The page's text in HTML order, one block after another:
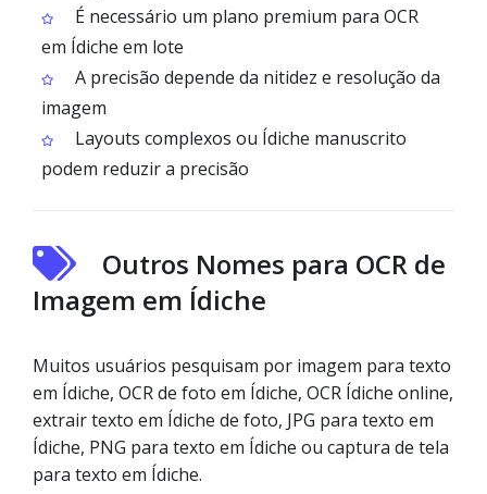
É necessário um plano premium para OCR
em Ídiche em lote
A precisão depende da nitidez e resolução da
imagem
Layouts complexos ou Ídiche manuscrito
podem reduzir a precisão
Outros Nomes para OCR de
Imagem em Ídiche
Muitos usuários pesquisam por imagem para texto
em Ídiche, OCR de foto em Ídiche, OCR Ídiche online,
extrair texto em Ídiche de foto, JPG para texto em
Ídiche, PNG para texto em Ídiche ou captura de tela
para texto em Ídiche.